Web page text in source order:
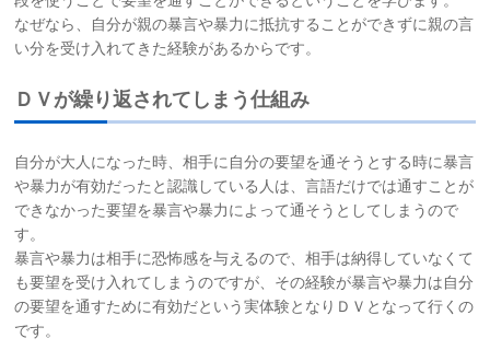
なぜなら、自分が親の暴言や暴力に抵抗することができずに親の言
い分を受け入れてきた経験があるからです。
ＤＶが繰り返されてしまう仕組み
自分が大人になった時、相手に自分の要望を通そうとする時に暴言
や暴力が有効だったと認識している人は、言語だけでは通すことが
できなかった要望を暴言や暴力によって通そうとしてしまうので
す。
暴言や暴力は相手に恐怖感を与えるので、相手は納得していなくて
も要望を受け入れてしまうのですが、その経験が暴言や暴力は自分
の要望を通すために有効だという実体験となりＤＶとなって行くの
です。